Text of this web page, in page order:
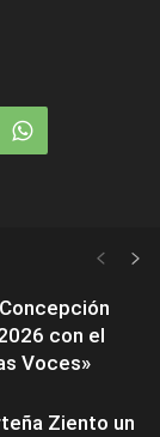
con el
Voces»
Ziento un